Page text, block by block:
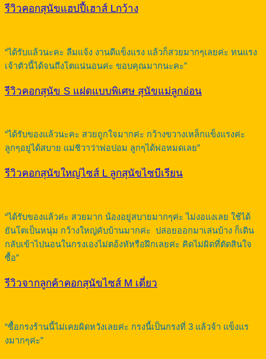
รีวิวคอกสุนัขแฮปปี้เฮาส์ Lกว้าง
“ได้รับแล้วนะคะ ลืมแจ้ง งานดีแข็งแรง แล้วก็สวยมากๆเลยค่ะ ทนแรง
เจ้าตัวนี้ได้จนถึงโตแน่นอนค่ะ ขอบคุณมากนะคะ”
รีวิวคอกสุนัข S แฝดแบบพิเศษ สุนัขแม่ลูกอ่อน
“ได้รับของแล้วนะคะ สวยถูกใจมากค่ะ กว้างขวางเหล็กแข็งแรงค่ะ
ลูกๆอยู่ได้สบาย แม่ชิวาว่าพ่อปอม ลูกๆได้พ่อหมดเลย”
รีวิวคอกสุนัขใหญ่ไซส์ L ลูกสุนัขไซบีเรียน
“ได้รับของแล้วค่ะ สวยมาก น้องอยู่สบายมากๆค่ะ ไม่งอแงเลย ใช้ได้
ยันโตเป็นหนุ่ม กว้างใหญ่คับบ้านมากค่ะ ปล่อยออกมาเล่นบ้าง ก็เดิน
กลับเข้าไปนอนในกรงเองไม่ตอ้งหัหรือฝึกเลยค่ะ คิดไม่ผิดที่ตัดสินใจ
ซื้อ”
รีวิวจากลูกค้าคอกสุนัขไซส์ M เดี่ยว
“ซื้อกรงร้านนี้ไม่เคยผิดหวังเลยค่ะ กรงนี้เป็นกรงที่ 3 แล้วจ้า แข็งแร
งมากๆค่ะ”